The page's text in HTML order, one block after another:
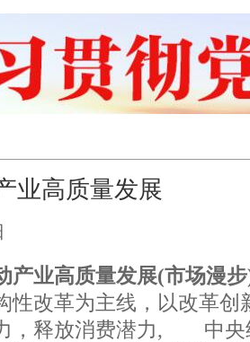
业高质量发展
产业高质量发展(市场漫
性改革为主线，以改革创
，释放消费潜力, 中央